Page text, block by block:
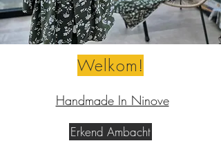
Welkom!
Handmade In Ninove
Erkend Ambacht